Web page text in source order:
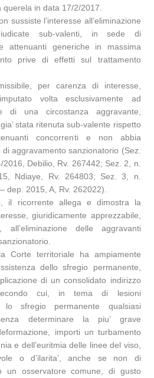
in data 17/2/2017.
sussiste l’interesse all’eliminazione
sub-valenti, in sede di
attenuanti generiche in massima
prive di effetti sul trattamento
per carenza di interesse,
volta esclusivamente ad
di una circostanza aggravante,
stata ritenuta sub-valente rispetto
concorrenti e non abbia
aggravamento sanzionatorio (Sez.
Debilio, Rv. 267442; Sez. 2, n.
Ndiaye, Rv. 264803; Sez. 3, n.
dep. 2015, A, Rv. 262022).
il ricorrente allega e dimostra la
giuridicamente apprezzabile,
delle aggravanti
Corte territoriale ha ampiamente
dello sfregio permanente,
di un consolidato indirizzo
secondo cui, in tema di lesioni
lo sfregio permanente qualsiasi
determinare la piu’ grave
importi un turbamento
e dell’euritmia delle linee del viso,
o d’ilarita’, anche se non di
un osservatore comune, di gusto